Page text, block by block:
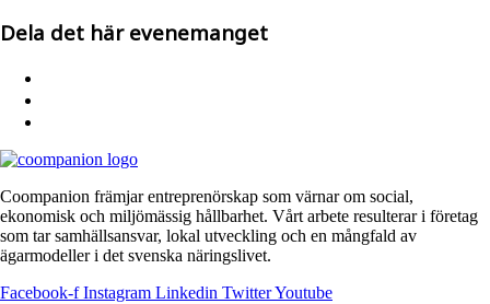
Dela det här evenemanget
Coompanion främjar entreprenörskap som värnar om social,
ekonomisk och miljömässig hållbarhet. Vårt arbete resulterar i företag
som tar samhällsansvar, lokal utveckling och en mångfald av
ägarmodeller i det svenska näringslivet.
Facebook-f Instagram Linkedin TwitterYoutube